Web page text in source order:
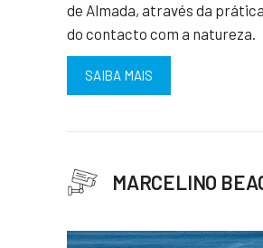
de Almada, através da
do contacto com a natureza.
SAIBA MAIS
MARCELINO